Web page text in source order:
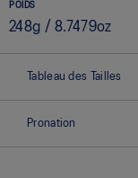
POIDS
248g / 8.7479oz
Tableau des Tailles
Pronation